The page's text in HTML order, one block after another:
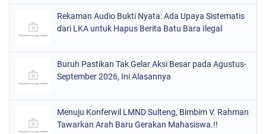
Rekaman Audio Bukti Nyata: Ada Upaya Sistematis
dari LKA untuk Hapus Berita Batu Bara Ilegal
Buruh Pastikan Tak Gelar Aksi Besar pada Agustus-
September 2026, Ini Alasannya
Menuju Konferwil LMND Sulteng, Bimbim V. Rahman
Tawarkan Arah Baru Gerakan Mahasiswa.!!